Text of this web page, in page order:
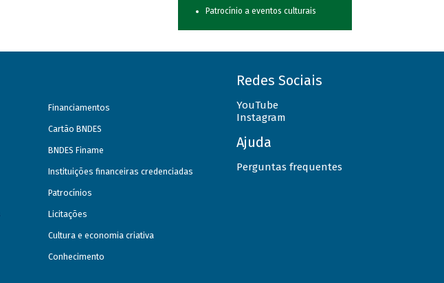
Patrocínio a eventos culturais
Financiamentos
Cartão BNDES
BNDES Finame
Instituições financeiras credenciadas
Patrocínios
Licitações
Cultura e economia criativa
Conhecimento
Redes Sociais
YouTube
Instagram
Ajuda
Perguntas frequentes